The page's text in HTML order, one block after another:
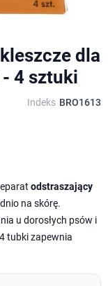
dla
4 sztuki
Indeks BRO1613
odstraszający
na skórę.
u dorosłych psów i
tubki zapewnia